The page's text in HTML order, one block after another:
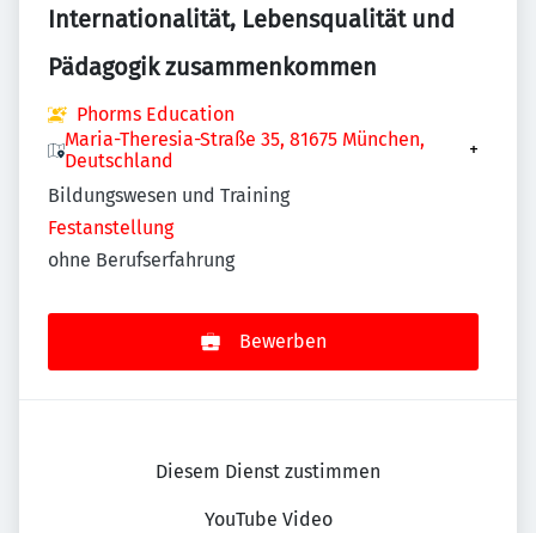
Internationalität, Lebensqualität und
Pädagogik zusammenkommen
Phorms Education
Maria-Theresia-Straße 35, 81675 München,
Deutschland
+
Bildungswesen und Training
Festanstellung
ohne Berufserfahrung
Bewerben
Diesem Dienst zustimmen
YouTube Video